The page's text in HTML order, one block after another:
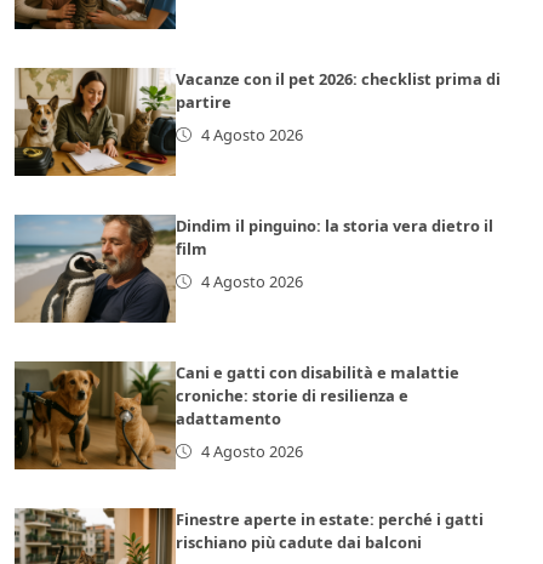
Vacanze con il pet 2026: checklist prima di
partire
4 Agosto 2026
Dindim il pinguino: la storia vera dietro il
film
4 Agosto 2026
Cani e gatti con disabilità e malattie
croniche: storie di resilienza e
adattamento
4 Agosto 2026
Finestre aperte in estate: perché i gatti
rischiano più cadute dai balconi